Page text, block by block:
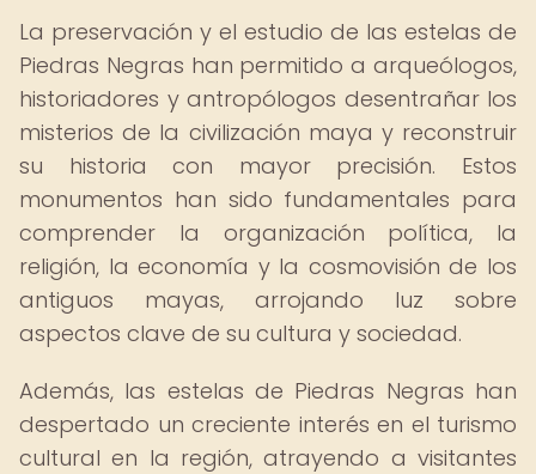
La preservación y el estudio de las estelas de
Piedras Negras han permitido a arqueólogos,
historiadores y antropólogos desentrañar los
misterios de la civilización maya y reconstruir
su historia con mayor precisión. Estos
monumentos han sido fundamentales para
comprender la organización política, la
religión, la economía y la cosmovisión de los
antiguos mayas, arrojando luz sobre
aspectos clave de su cultura y sociedad.
Además, las estelas de Piedras Negras han
despertado un creciente interés en el turismo
cultural en la región, atrayendo a visitantes